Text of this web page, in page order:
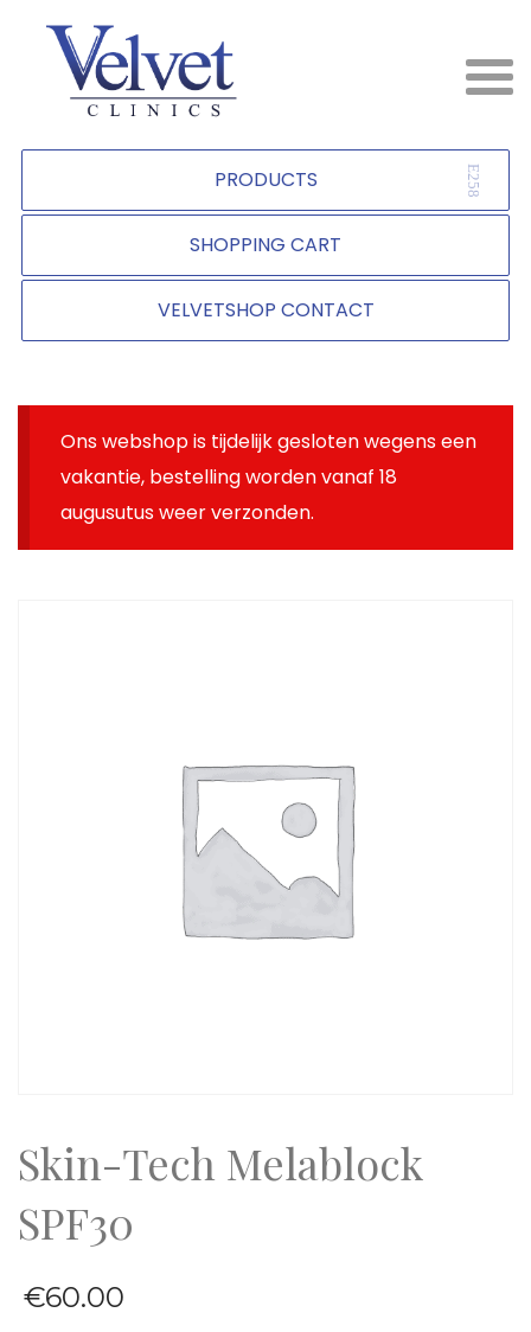
PRODUCTS
SHOPPING CART
VELVETSHOP CONTACT
Ons webshop is tijdelijk gesloten wegens een
vakantie, bestelling worden vanaf 18
augusutus weer verzonden.
Skin-Tech Melablock
SPF30
€60.00